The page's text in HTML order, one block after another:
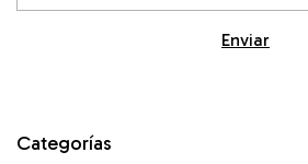
Categorías